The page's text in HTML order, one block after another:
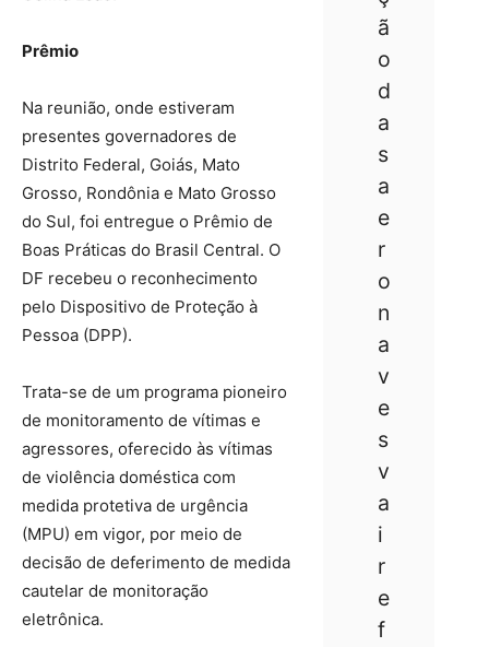
ã
o
d
a
s
a
e
r
o
n
a
v
e
s
v
a
i
r
e
f
Prêmio
Na reunião, onde estiveram
presentes governadores de
Distrito Federal, Goiás, Mato
Grosso, Rondônia e Mato Grosso
do Sul, foi entregue o Prêmio de
Boas Práticas do Brasil Central. O
DF recebeu o reconhecimento
pelo Dispositivo de Proteção à
Pessoa (DPP).
Trata-se de um programa pioneiro
de monitoramento de vítimas e
agressores, oferecido às vítimas
de violência doméstica com
medida protetiva de urgência
(MPU) em vigor, por meio de
decisão de deferimento de medida
cautelar de monitoração
eletrônica.